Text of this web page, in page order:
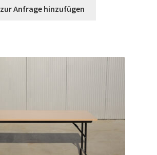
zur Anfrage hinzufügen